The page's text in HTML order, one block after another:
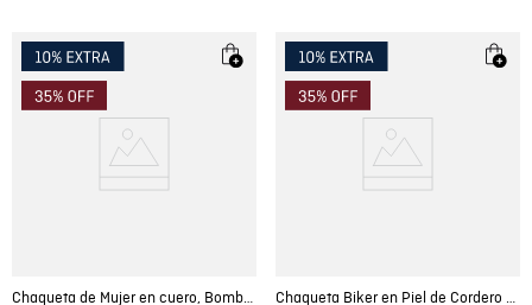
Chaqueta de Mujer en cuero, Bomber Balloon Chaqueta Biker en Piel de Cordero para Mujer